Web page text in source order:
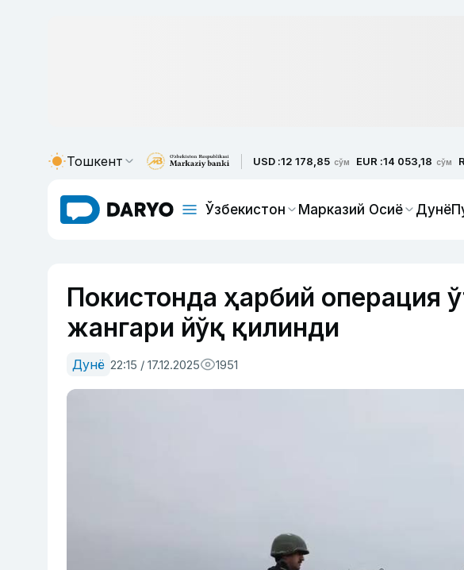
Тошкент USD :12 178,85 сўм EUR :14 053,18 сўм
Ўзбекистон Марказий Осиё Дунё
Покистонда ҳарбий операция
жангари йўқ қилинди
Дунё 22:15 / 17.12.2025 1951